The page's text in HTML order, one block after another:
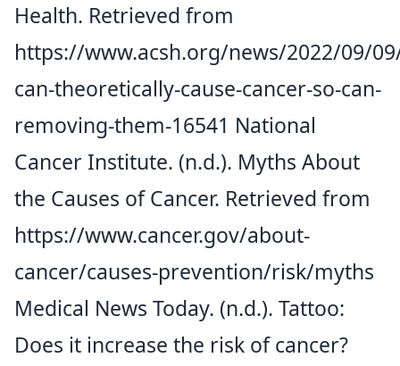
Health. Retrieved from
https://www.acsh.org/news/2022/09/
can-theoretically-cause-cancer-so-can-
removing-them-16541 National
Cancer Institute. (n.d.). Myths About
the Causes of Cancer. Retrieved from
https://www.cancer.gov/about-
cancer/causes-prevention/risk/myths
Medical News Today. (n.d.). Tattoo:
Does it increase the risk of cancer?